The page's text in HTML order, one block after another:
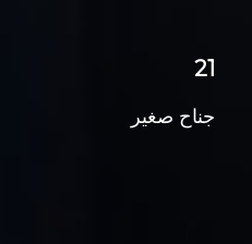
21
جناح صغير